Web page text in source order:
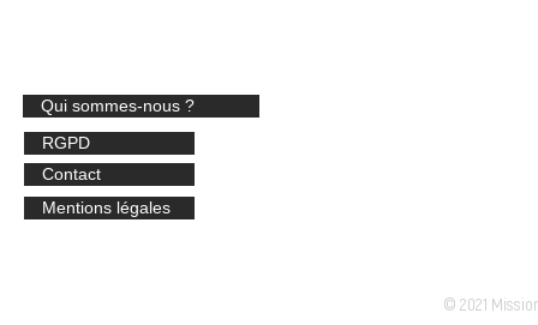
Qui sommes-nous ?
RGPD
Contact
Mentions légales
© 2021